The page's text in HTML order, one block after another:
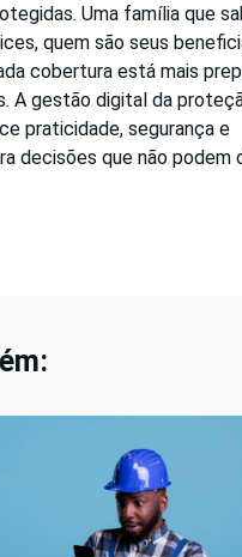
Uma família que
quem são seus
cobertura está mais
A gestão digital da
praticidade, segurança e
decisões que não podem